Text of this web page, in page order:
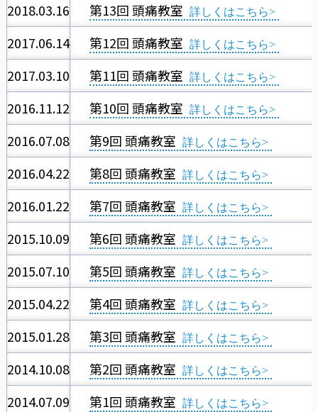
2018.03.16
第13回 頭痛教室
2017.06.14
第12回 頭痛教室
2017.03.10
第11回 頭痛教室
2016.11.12
第10回 頭痛教室
2016.07.08
第9回 頭痛教室
2016.04.22
第8回 頭痛教室
2016.01.22
第7回 頭痛教室
2015.10.09
第6回 頭痛教室
2015.07.10
第5回 頭痛教室
2015.04.22
第4回 頭痛教室
2015.01.28
第3回 頭痛教室
2014.10.08
第2回 頭痛教室
2014.07.09
第1回 頭痛教室